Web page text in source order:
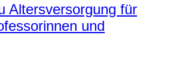
Altersversorgung für
und